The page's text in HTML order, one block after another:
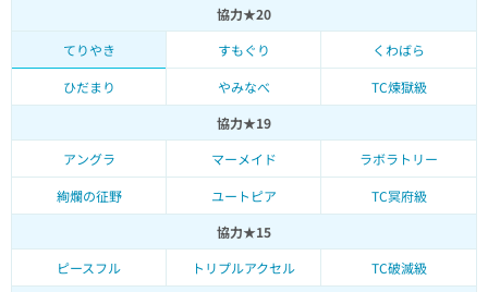
協力★20
てりやき
すもぐり
くわばら
ひだまり
やみなべ
TC煉獄級
協力★19
アングラ
マーメイド
ラボラトリー
絢爛の征野
ユートピア
TC冥府級
協力★15
ピースフル
トリプルアクセル
TC破滅級